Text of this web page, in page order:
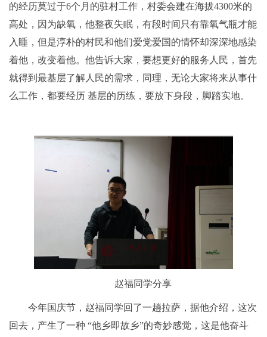
的经历莫过于6个月的驻村工作，村委会建在海拔4300米的
高处，因为缺氧，他整夜失眠，有段时间只有靠氧气瓶才能
入睡，但是淳朴的村民和他们爱党爱国的情怀却深深地感染
着他，改变着他。他告诉大家，要想更好的服务人民，首先
就得到最基层了解人民的需求，同理，无论大家将来从事什
么工作，都要经历 基层的历练，要放下身段，脚踏实地。
赵福同学分享
今年国庆节，赵福同学回了一趟拉萨，据他介绍，这次
回去，产生了一种 “他乡即故乡”的奇妙感觉，这是他奋斗